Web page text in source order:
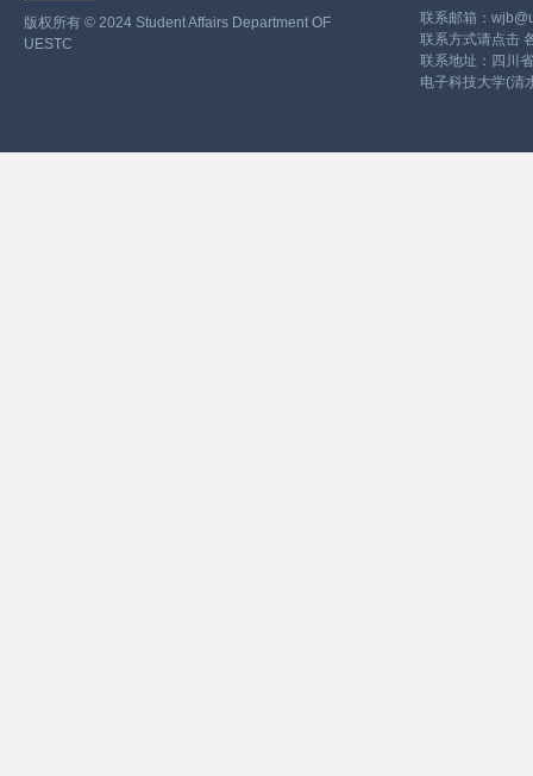
版权所有 © 2024 Student Affairs Department OF
UESTC
联系邮箱：
联系方式请点击
联系地址：四川
电子科技大学(清